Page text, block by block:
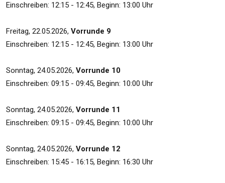
Einschreiben: 12:15 - 12:45, Beginn: 13:00 Uhr
Freitag, 22.05.2026, Vorrunde 9
Einschreiben: 12:15 - 12:45, Beginn: 13:00 Uhr
Sonntag, 24.05.2026, Vorrunde 10
Einschreiben: 09:15 - 09:45, Beginn: 10:00 Uhr
Sonntag, 24.05.2026, Vorrunde 11
Einschreiben: 09:15 - 09:45, Beginn: 10:00 Uhr
Sonntag, 24.05.2026, Vorrunde 12
Einschreiben: 15:45 - 16:15, Beginn: 16:30 Uhr